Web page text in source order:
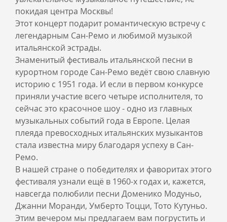
покидая центра Москвы!
Этот концерт подарит романтическую встречу с
легендарным Сан-Ремо и любимой музыкой
итальянской эстрады.
Знаменитый фестиваль итальянской песни в
курортном городе Сан-Ремо ведёт свою славную
историю с 1951 года. И если в первом конкурсе
приняли участие всего четыре исполнителя, то
сейчас это красочное шоу - одно из главных
музыкальных событий года в Европе. Целая
плеяда превосходных итальянских музыкантов
стала известна миру благодаря успеху в Сан-
Ремо.
В нашей стране о победителях и фаворитах этого
фестиваля узнали ещё в 1960-х годах и, кажется,
навсегда полюбили песни Доменико Модуньо,
Джанни Моранди, Умберто Тоцци, Тото Кутуньо.
Этим вечером мы предлагаем вам погрустить и